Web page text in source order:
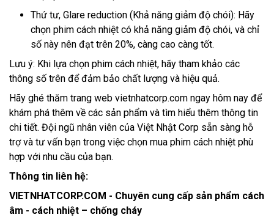
Thứ tư, Glare reduction (Khả năng giảm độ chói): Hãy
chọn phim cách nhiệt có khả năng giảm độ chói, và chỉ
số này nên đạt trên 20%, càng cao càng tốt.
Lưu ý: Khi lựa chọn phim cách nhiệt, hãy tham khảo các
thông số trên để đảm bảo chất lượng và hiệu quả.
Hãy ghé thăm trang web vietnhatcorp.com ngay hôm nay để
khám phá thêm về các sản phẩm và tìm hiểu thêm thông tin
chi tiết. Đội ngũ nhân viên của Việt Nhật Corp sẵn sàng hỗ
trợ và tư vấn bạn trong việc chọn mua phim cách nhiệt phù
hợp với nhu cầu của bạn.
Thông tin liên hệ:
VIETNHATCORP.COM - Chuyên cung cấp sản phẩm cách
âm - cách nhiệt – chống cháy